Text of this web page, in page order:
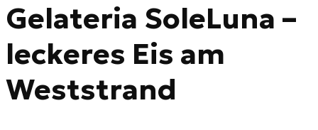
Gelateria SoleLuna –
leckeres Eis am
Weststrand